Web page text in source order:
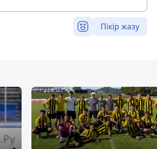
Пікір жазу